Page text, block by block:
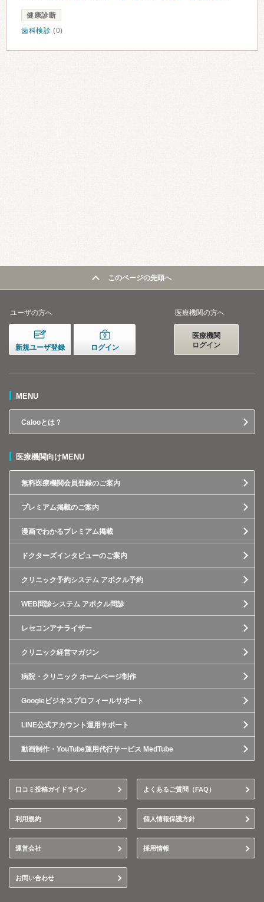
健康診断
歯科検診 (0)
このページの先頭へ
ユーザの方へ
新規ユーザ登録 ログイン
医療機関の方へ
医療機関
ログイン
MENU
Calooとは？
医療機関向けMENU
無料医療機関会員登録のご案内
プレミアム掲載のご案内
漫画でわかるプレミアム掲載
ドクターズインタビューのご案内
クリニック予約システム アポクル予約
WEB問診システム アポクル問診
レセコンアナライザー
クリニック経営マガジン
病院・クリニック ホームページ制作
Googleビジネスプロフィールサポート
LINE公式アカウント運用サポート
動画制作・YouTube運用代行サービス MedTube
口コミ投稿ガイドライン よくあるご質問（FAQ）
利用規約 個人情報保護方針
運営会社 採用情報
お問い合わせ